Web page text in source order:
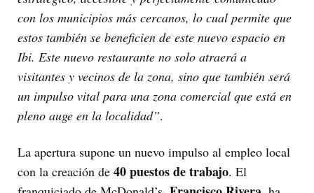
con los municipios más cercanos, lo cual permite que
estos también se beneficien de este nuevo espacio en
Ibi. Este nuevo restaurante no solo atraerá a
visitantes y vecinos de la zona, sino que también será
un impulso vital para una zona comercial que está en
pleno auge en la localidad”.
La apertura supone un nuevo impulso al empleo local
con la creación de 40 puestos de trabajo. El